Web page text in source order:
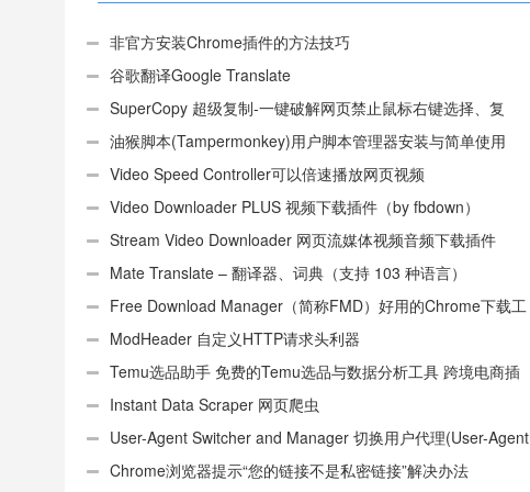
非官方安装Chrome插件的方法技巧
谷歌翻译Google Translate
SuperCopy 超级复制-一键破解网页禁止鼠标右键选择、复
制 油猴脚本(Tampermonkey)用户脚本管理器安装与简单使用
（适用Android）
Video Speed Controller可以倍速播放网页视频
Video Downloader PLUS 视频下载插件（by fbdown）
Stream Video Downloader 网页流媒体视频音频下载插件
Mate Translate – 翻译器、词典（支持 103 种语言）
Free Download Manager（简称FMD）好用的Chrome下载工
具插件ModHeader 自定义HTTP请求头利器
Temu选品助手 免费的Temu选品与数据分析工具 跨境电商插
件 Instant Data Scraper 网页爬虫
User-Agent Switcher and Manager 切换用户代理(User-Agent
或UA)Chrome浏览器提示“您的链接不是私密链接”解决办法